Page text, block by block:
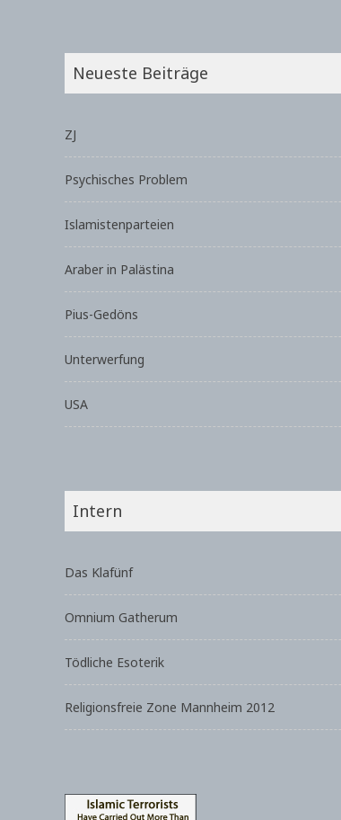
Neueste Beiträge
ZJ
Psychisches Problem
Islamistenparteien
Araber in Palästina
Pius-Gedöns
Unterwerfung
USA
Intern
Das Klafünf
Omnium Gatherum
Tödliche Esoterik
Religionsfreie Zone Mannheim 2012